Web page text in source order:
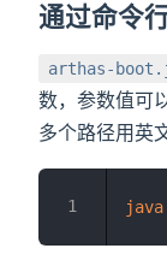
通过命令
arthas-
数，参数值可
多个路径用英
java